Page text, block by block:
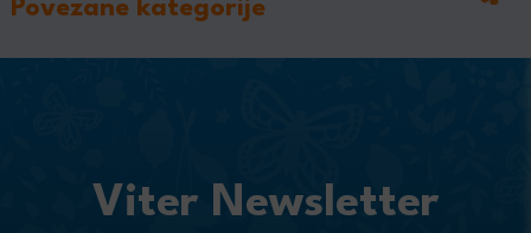
Povezane kategorije
Viter Newsletter